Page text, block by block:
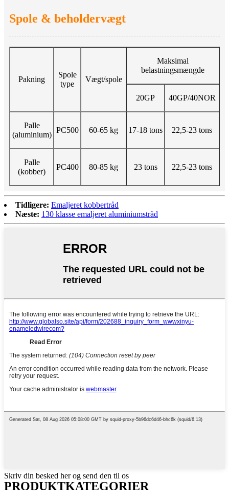
Spole & beholdervægt
Pakning
Spole
type
Vægt/spole
Maksimal
belastningsmængde
20GP 40GP/40NOR
Palle
(aluminium)
PC500 60-65 kg 17-18 tons 22,5-23 tons
Palle
(kobber)
PC400 80-85 kg 23 tons 22,5-23 tons
Tidligere: Emaljeret kobbertråd
Næste: 130 klasse emaljeret aluminiumstråd
Skriv din besked her og send den til os
PRODUKTKATEGORIER